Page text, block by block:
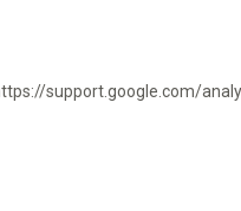
support.google.com/